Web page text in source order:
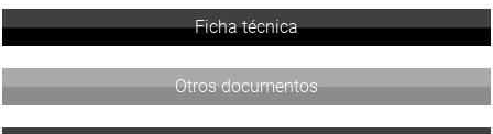
Ficha técnica
Otros documentos